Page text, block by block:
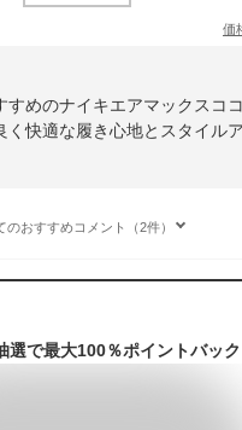
価
めのナイキエアマックスコ
快適な履き心地とスタイル
のおすすめコメント（2件）